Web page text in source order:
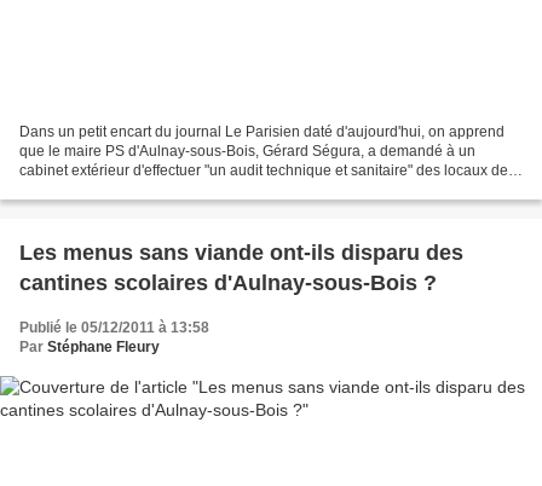
Dans un petit encart du journal Le Parisien daté d'aujourd'hui, on apprend
que le maire PS d'Aulnay-sous-Bois, Gérard Ségura, a demandé à un
cabinet extérieur d'effectuer "un audit technique et sanitaire" des locaux de
Les menus sans viande ont-ils disparu des
cantines scolaires d'Aulnay-sous-Bois ?
Publié le 05/12/2011 à 13:58
Par Stéphane Fleury